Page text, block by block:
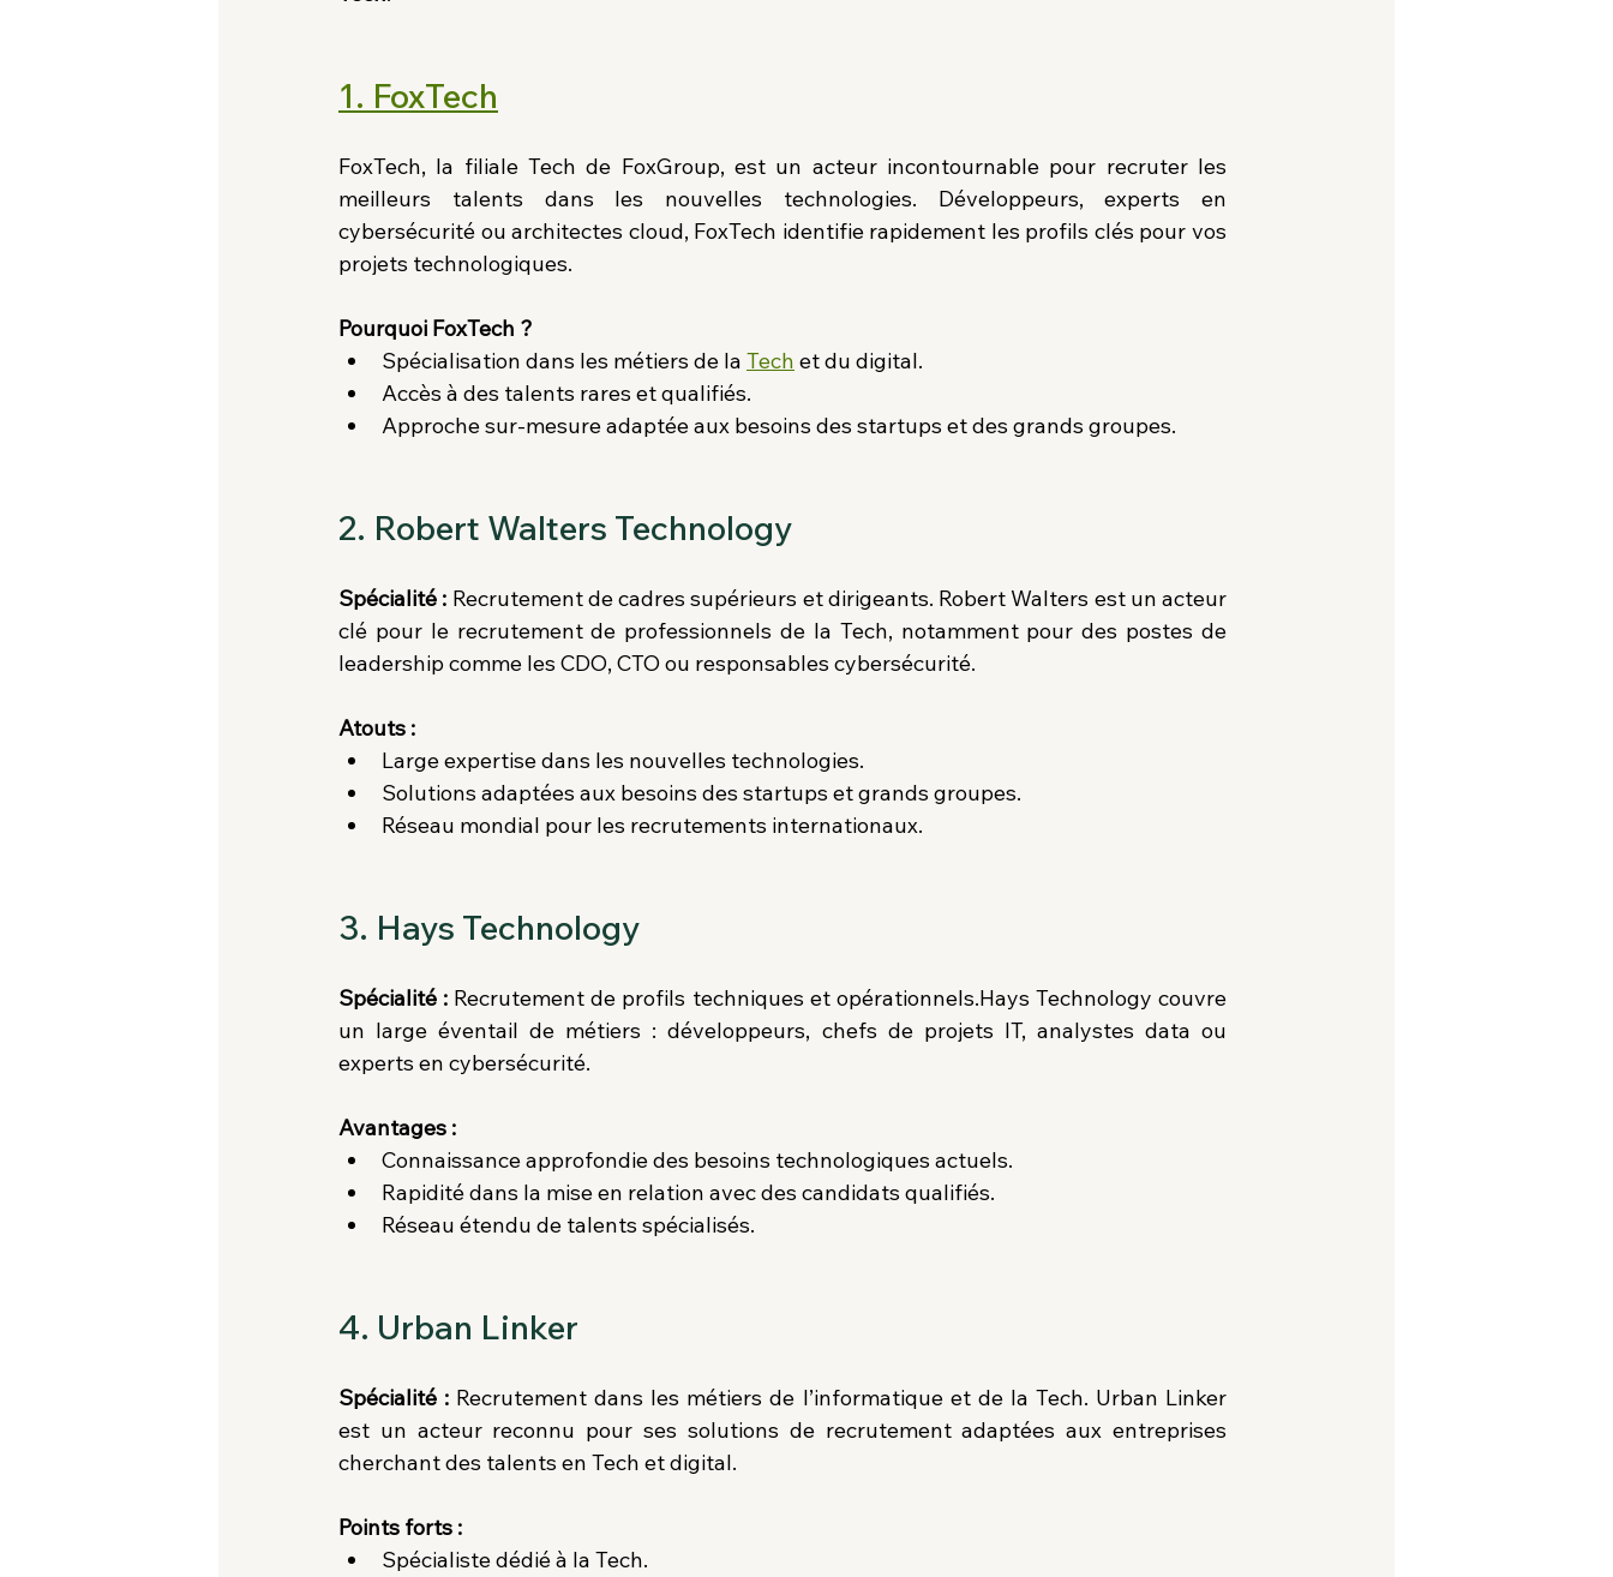
1. FoxTech
FoxTech, la filiale Tech de FoxGroup, est un acteur incontournable pour recruter les
meilleurs talents dans les nouvelles technologies. Développeurs, experts en
cybersécurité ou architectes cloud, FoxTech identifie rapidement les profils clés pour vos
projets technologiques.
Pourquoi FoxTech ?
Spécialisation dans les métiers de la Tech et du digital.
Accès à des talents rares et qualifiés.
Approche sur-mesure adaptée aux besoins des startups et des grands groupes.
2. Robert Walters Technology
Spécialité : Recrutement de cadres supérieurs et dirigeants. Robert Walters est un acteur
clé pour le recrutement de professionnels de la Tech, notamment pour des postes de
leadership comme les CDO, CTO ou responsables cybersécurité.
Atouts :
Large expertise dans les nouvelles technologies.
Solutions adaptées aux besoins des startups et grands groupes.
Réseau mondial pour les recrutements internationaux.
3. Hays Technology
Spécialité : Recrutement de profils techniques et opérationnels.Hays Technology couvre
un large éventail de métiers : développeurs, chefs de projets IT, analystes data ou
experts en cybersécurité.
Avantages :
Connaissance approfondie des besoins technologiques actuels.
Rapidité dans la mise en relation avec des candidats qualifiés.
Réseau étendu de talents spécialisés.
4. Urban Linker
Spécialité : Recrutement dans les métiers de l’informatique et de la Tech. Urban Linker
est un acteur reconnu pour ses solutions de recrutement adaptées aux entreprises
cherchant des talents en Tech et digital.
Points forts :
Spécialiste dédié à la Tech.